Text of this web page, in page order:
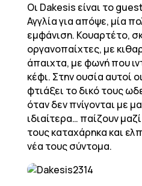
Οι Dakesis είναι το
Αγγλία για απόψε, μία
εμφάνιση. Κουαρτέτο,
οργανοπαίχτες, με
άπαιχτα, με φωνή που
κέφι. Στην ουσία αυτοί
φτιάξει το δικό τους
όταν δεν πνίγονται με
ιδιαίτερα… παίζουν
τους καταχάρηκα και
νέα τους σύντομα.